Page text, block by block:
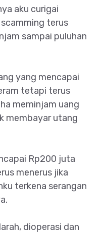
aku curigai
terus
sampai puluhan
yang mencapai
tetapi terus
meminjam uang
membayar utang
Rp200 juta
menerus jika
terkena serangan
dioperasi dan